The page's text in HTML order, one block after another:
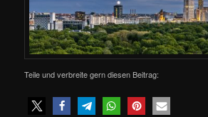
Teile und verbreite gern diesen Beitrag: